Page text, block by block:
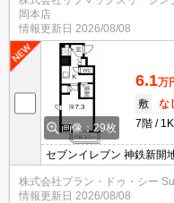
能！オンライン内覧・オ
問題ありません♪弊社では
可能になりますので気に
岡本店
情報更新日 2026/08/08
画像：29枚
6.1万
敷
な
7階
1K
セブンイレブン 神鉄新開
株式会社プラン・ドゥ・シー
情報更新日 2026/08/08